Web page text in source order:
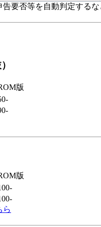
要否等を自動判定する
版
版
ら